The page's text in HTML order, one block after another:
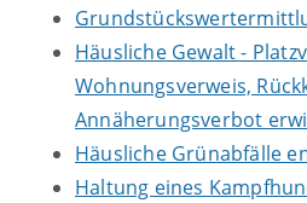
Häusliche Gewalt -
Wohnungsverweis,
Annäherungsverbot
Häusliche Grünabfälle
Haltung eines